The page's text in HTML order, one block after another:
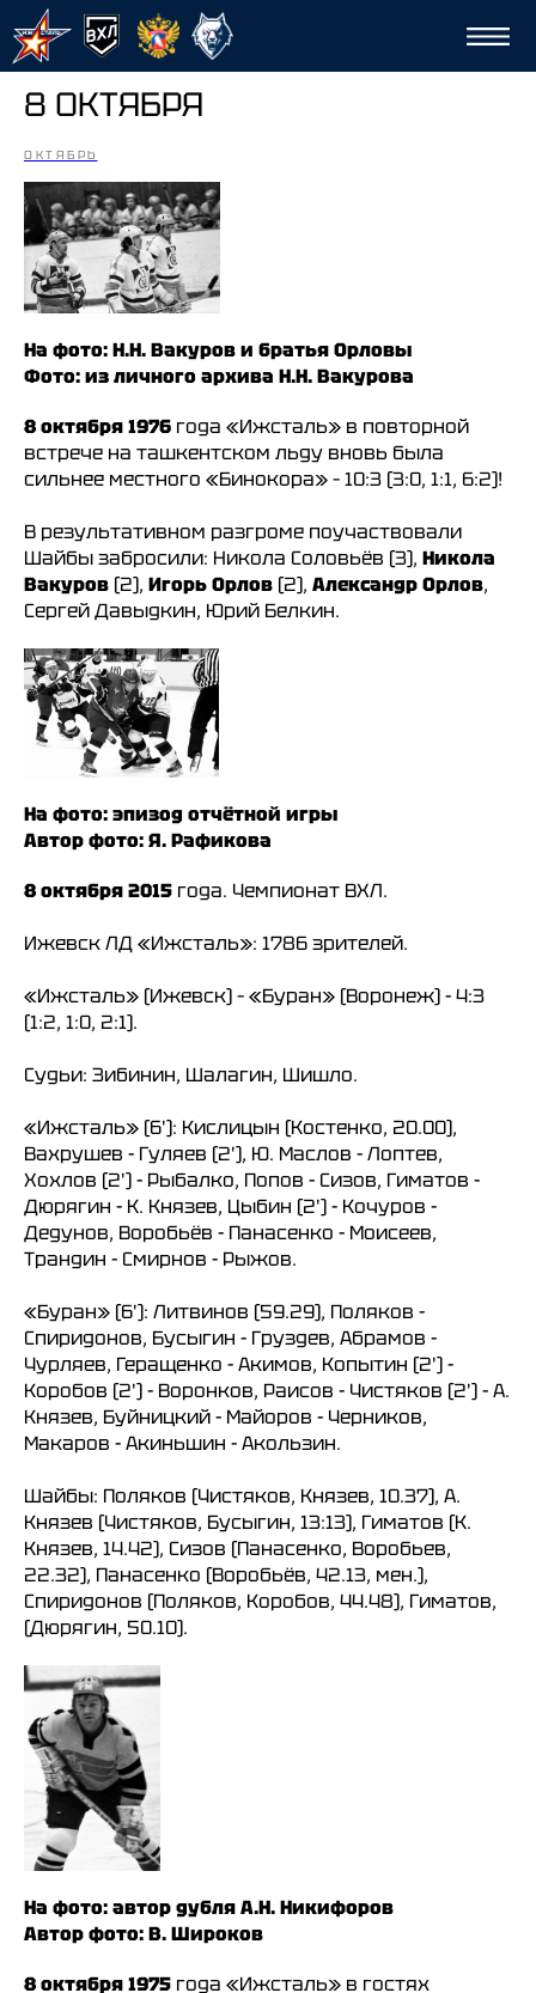
8 ОКТЯБРЯ
ОКТЯБРЬ
На фото: Н.Н. Вакуров и братья Орловы
Фото: из личного архива Н.Н. Вакурова
8 октября 1976 года «Ижсталь» в повторной
встрече на ташкентском льду вновь была
сильнее местного «Бинокора» – 10:3 (3:0, 1:1, 6:2)!
В результативном разгроме поучаствовали
Шайбы забросили: Никола Соловьёв (3), Никола
Вакуров (2), Игорь Орлов (2), Александр Орлов,
Сергей Давыдкин, Юрий Белкин.
На фото: эпизод отчётной игры
Автор фото: Я. Рафикова
8 октября 2015 года. Чемпионат ВХЛ.
Ижевск ЛД «Ижсталь»: 1786 зрителей.
«Ижсталь» (Ижевск) – «Буран» (Воронеж) - 4:3
(1:2, 1:0, 2:1).
Судьи: Зибинин, Шалагин, Шишло.
«Ижсталь» (6'): Кислицын (Костенко, 20.00),
Вахрушев - Гуляев (2'), Ю. Маслов - Лоптев,
Хохлов (2') - Рыбалко, Попов - Сизов, Гиматов -
Дюрягин - К. Князев, Цыбин (2') - Кочуров -
Дедунов, Воробьёв - Панасенко - Моисеев,
Трандин - Смирнов - Рыжов.
«Буран» (6'): Литвинов (59.29), Поляков -
Спиридонов, Бусыгин - Груздев, Абрамов -
Чурляев, Геращенко - Акимов, Копытин (2') -
Коробов (2') - Воронков, Раисов - Чистяков (2') - А.
Князев, Буйницкий - Майоров - Черников,
Макаров - Акиньшин - Акользин.
Шайбы: Поляков (Чистяков, Князев, 10.37), А.
Князев (Чистяков, Бусыгин, 13:13), Гиматов (К.
Князев, 14.42), Сизов (Панасенко, Воробьев,
22.32), Панасенко (Воробьёв, 42.13, мен.),
Спиридонов (Поляков, Коробов, 44.48), Гиматов,
(Дюрягин, 50.10).
На фото: автор дубля А.Н. Никифоров
Автор фото: В. Широков
8 октября 1975 года «Ижсталь» в гостях